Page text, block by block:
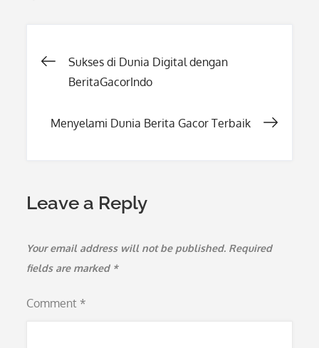
Post
Sukses di Dunia Digital dengan
BeritaGacorIndo
Menyelami Dunia Berita Gacor Terbaik
Leave a Reply
Your email address will not be published. Required
fields are marked *
Comment *